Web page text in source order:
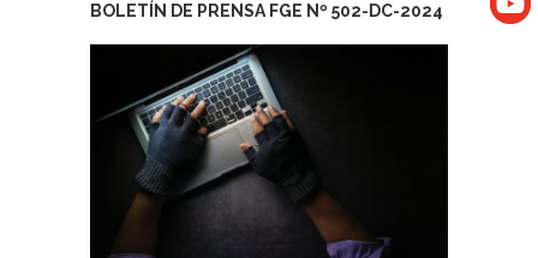
BOLETÍN DE PRENSA FGE Nº 502-DC-2024